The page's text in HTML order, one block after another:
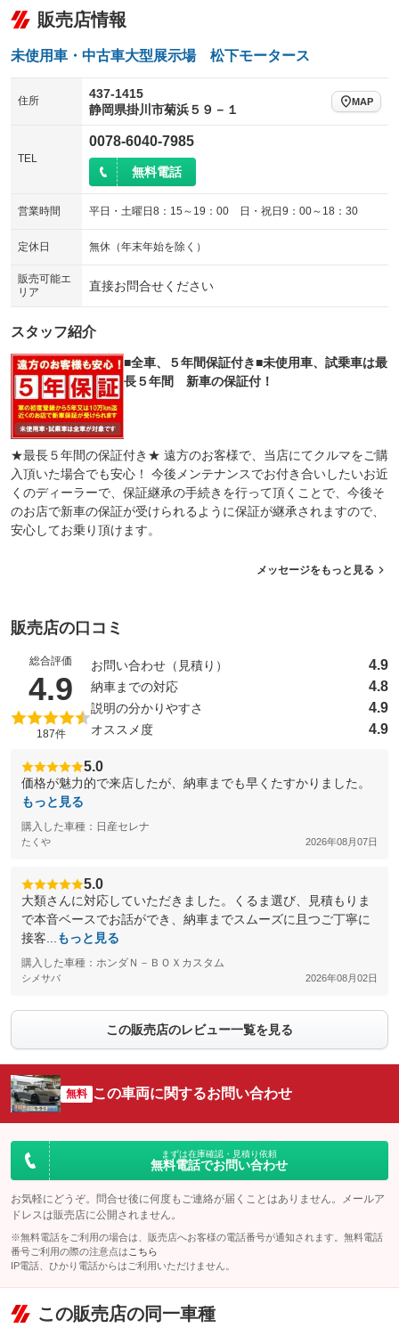
販売店情報
未使用車・中古車大型展示場 松下モータース
住所
437-1415
静岡県掛川市菊浜５９－１
MAP
TEL
0078-6040-7985
無料電話
営業時間 平日・土曜日8：15～19：00 日・祝日9：00～18：30
定休日 無休（年末年始を除く）
販売可能エ
リア
直接お問合せください
スタッフ紹介
■全車、５年間保証付き■未使用車、試乗車は最
長５年間 新車の保証付！
★最長５年間の保証付き★ 遠方のお客様で、当店にてクルマをご購
入頂いた場合でも安心！ 今後メンテナンスでお付き合いしたいお近
くのディーラーで、保証継承の手続きを行って頂くことで、今後そ
のお店で新車の保証が受けられるように保証が継承されますので、
安心してお乗り頂けます。
メッセージをもっと見る
販売店の口コミ
総合評価
4.9 （5点満点中）
187件
お問い合わせ（見積り） 4.9
納車までの対応 4.8
説明の分かりやすさ 4.9
オススメ度 4.9
5.0
価格が魅力的で来店したが、納車までも早くたすかりました。
もっと見る
購入した車種：日産セレナ
たくや 2026年08月07日
5.0
大類さんに対応していただきました。くるま選び、見積もりま
で本音ベースでお話ができ、納車までスムーズに且つご丁寧に
接客...
もっと見る
購入した車種：ホンダＮ－ＢＯＸカスタム
シメサバ 2026年08月02日
この販売店のレビュー一覧を見る
無料 この車両に関するお問い合わせ
まずは在庫確認・見積り依頼
無料電話でお問い合わせ
お気軽にどうぞ。問合せ後に何度もご連絡が届くことはありません。メールア
ドレスは販売店に公開されません。
※無料電話をご利用の場合は、販売店へお客様の電話番号が通知されます。無料電話
番号ご利用の際の注意点は こちら
IP電話、ひかり電話からはご利用いただけません。
この販売店の同一車種